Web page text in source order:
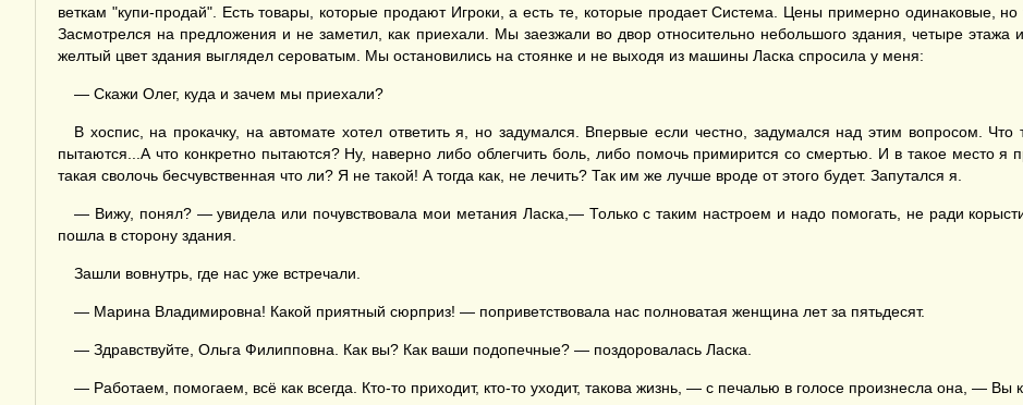
веткам "купи-продай". Есть товары, которые продают Игроки, а есть те, которые продает Система. Цены примерно одинаковые,
Засмотрелся на предложения и не заметил, как приехали. Мы заезжали во двор относительно небольшого здания, четыре
желтый цвет здания выглядел сероватым. Мы остановились на стоянке и не выходя из машины Ласка спросила у меня:
— Скажи Олег, куда и зачем мы приехали?
В хоспис, на прокачку, на автомате хотел ответить я, но задумался. Впервые если честно, задумался над этим вопросом.
пытаются...А что конкретно пытаются? Ну, наверно либо облегчить боль, либо помочь примирится со смертью. И в такое место я
такая сволочь бесчувственная что ли? Я не такой! А тогда как, не лечить? Так им же лучше вроде от этого будет. Запутался я.
— Вижу, понял? — увидела или почувствовала мои метания Ласка,— Только с таким настроем и надо помогать, не ради
пошла в сторону здания.
Зашли вовнутрь, где нас уже встречали.
— Марина Владимировна! Какой приятный сюрприз! — поприветствовала нас полноватая женщина лет за пятьдесят.
— Здравствуйте, Ольга Филипповна. Как вы? Как ваши подопечные? — поздоровалась Ласка.
— Работаем, помогаем, всё как всегда. Кто-то приходит, кто-то уходит, такова жизнь, — с печалью в голосе произнесла она, —